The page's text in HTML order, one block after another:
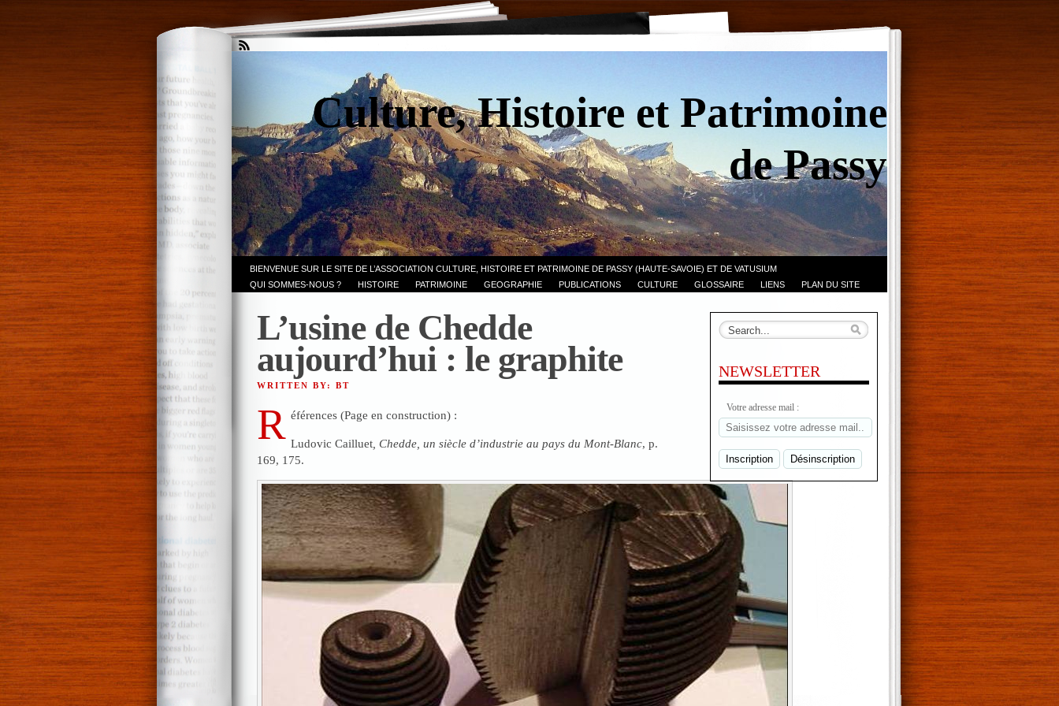
Culture, Histoire et Patrimoine
de Passy
BIENVENUE SUR LE SITE DE L’ASSOCIATION CULTURE, HISTOIRE ET PATRIMOINE DE PASSY (HAUTE-SAVOIE) ET DE VATUSIUM
QUI SOMMES-NOUS ?
HISTOIRE PATRIMOINE GEOGRAPHIE PUBLICATIONS CULTURE GLOSSAIRE LIENS PLAN DU SITE
L’usine de Chedde
aujourd’hui : le graphite
WRITTEN BY: BT
R éférences (Page en construction) :
Ludovic Cailluet , Chedde, un siècle d’industrie au pays du Mont-Blanc, p.
169, 175.
NEWSLETTER
Votre adresse mail :